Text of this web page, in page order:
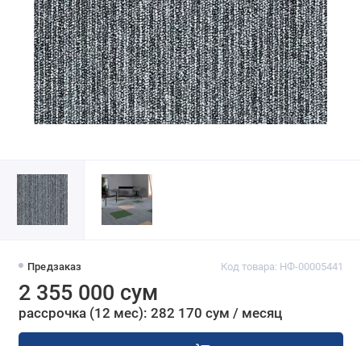
Предзаказ Код товара: НФ-00005441
2 355 000 сум
рассрочка (12 мес): 282 170 сум / месяц